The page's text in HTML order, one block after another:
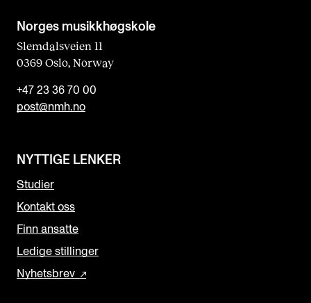
Norges musikk­høgskole
Slemdalsveien 11
0369 Oslo, Norway
+47 23 36 70 00
post@nmh.no
NYTTIGE LENKER
Studier
Kontakt oss
Finn ansatte
Ledige stillinger
Nyhetsbrev